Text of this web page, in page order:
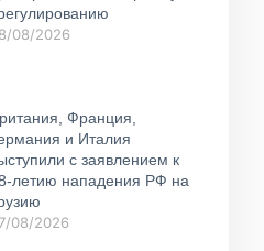
08/2026
Франция,
и Италия
с заявлением к
летию нападения РФ на
08/2026